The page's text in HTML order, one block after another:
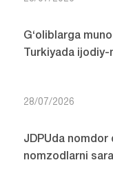
G‘oliblarga
Turkiyada
28/07/2026
JDPUda
nomzodlarni